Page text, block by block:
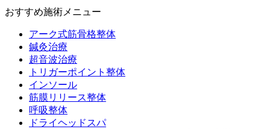
おすすめ施術メニュー
アーク式筋骨格整体
鍼灸治療
超音波治療
トリガーポイント整体
インソール
筋膜リリース整体
呼吸整体
ドライヘッドスパ